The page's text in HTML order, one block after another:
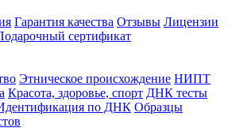
Гарантия качества Отзывы Лицензии
сертификат
Этническое происхождение НИПТ
Красота, здоровье, спорт ДНК тесты
по ДНК Образцы